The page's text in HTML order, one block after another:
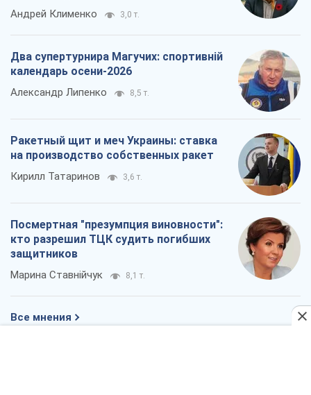
Андрей Клименко 3,0 т.
Два супертурнира Магучих: спортивній
календарь осени-2026
Александр Липенко 8,5 т.
Ракетный щит и меч Украины: ставка
на производство собственных ракет
Кирилл Татаринов 3,6 т.
Посмертная "презумпция виновности":
кто разрешил ТЦК судить погибших
защитников
Марина Ставнійчук 8,1 т.
Все мнения